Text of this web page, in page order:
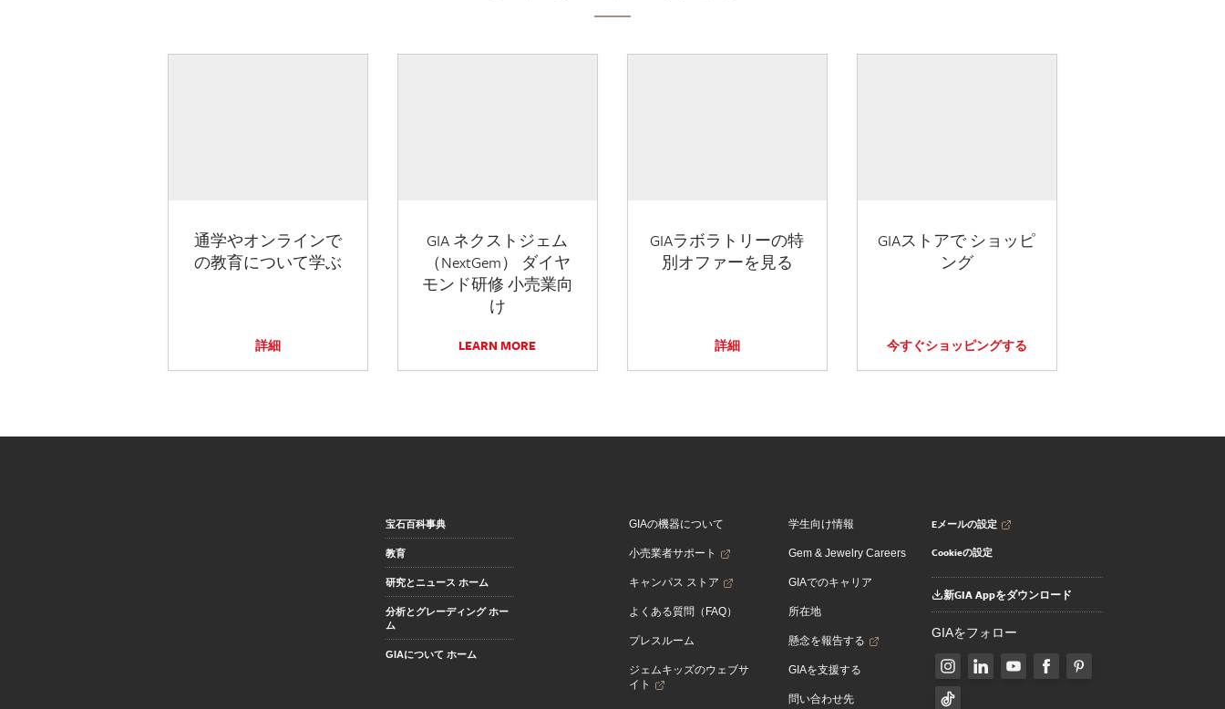
通学やオンラインで
の教育について学ぶ
詳細
GIA ネクストジェム
（NextGem） ダイヤ
モンド研修 小売業向
け
LEARN MORE
GIAラボラトリーの特
別オファーを見る
詳細
GIAストアで ショッピ
ング
今すぐショッピングする
宝石百科事典
教育
研究とニュース ホーム
分析とグレーディング ホー
ム
GIAについて ホーム
GIAの機器について
小売業者サポート
キャンパス ストア
よくある質問（FAQ）
プレスルーム
ジェムキッズのウェブサ
イト
学生向け情報
Gem & Jewelry Careers
GIAでのキャリア
所在地
懸念を報告する
GIAを支援する
問い合わせ先
Eメールの設定
Cookieの設定
新GIA Appをダウンロード
GIAをフォロー